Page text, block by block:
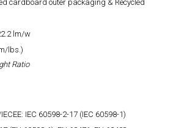
cardboard outer packaging & Recycled
lm/w
lbs.)
Ratio
IEC 60598-2-17 (IEC 60598-1)